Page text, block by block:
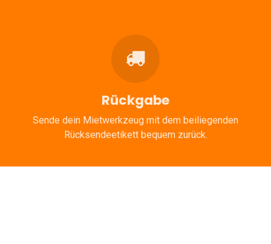
Rückgabe
Sende dein Mietwerkzeug mit dem beiliegenden
Rücksendeetikett bequem zurück.